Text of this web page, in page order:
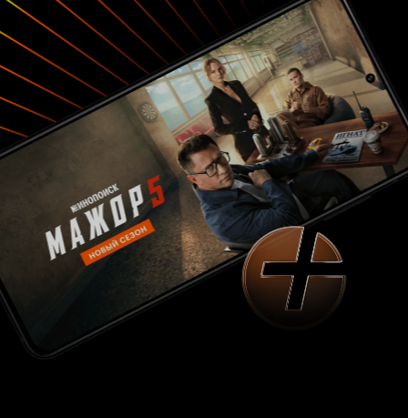
бесил на протяжении всего просмотра
(поскольку я на дух не переношу
высокомерных особ женского пола). Может так
и задумывалось изначально? Кто знает.
Наверное, вы уже поняли, что весь фильм
состоит из разговоров с минимумом экшена. И
куда уж без нездорового феминизма, когда
мужик — обязательно абьюзер, а женщина —
несчастная жертва. Из просмотра можно
почерпнуть две мысли: миллиардерам можно
всё, потому что деньги рулят миром и что не
стоит злоупотреблять наркотиками, это
чревато. Фильм показался мне скучным, а
сюжет немного надуманным, но необычным.
Такое впечатление, что создатели фильма так
до конца и не решили, о чём же это кино. 5 из